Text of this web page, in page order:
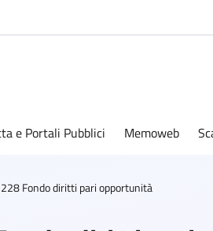
e Portali Pubblici Memoweb
Fondo diritti pari opportunità